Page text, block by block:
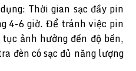
Thời gian sạc đầy pin
4-6 giờ. Để tránh việc pin
ảnh hưởng đến độ bền,
đèn có sạc đủ năng lượng